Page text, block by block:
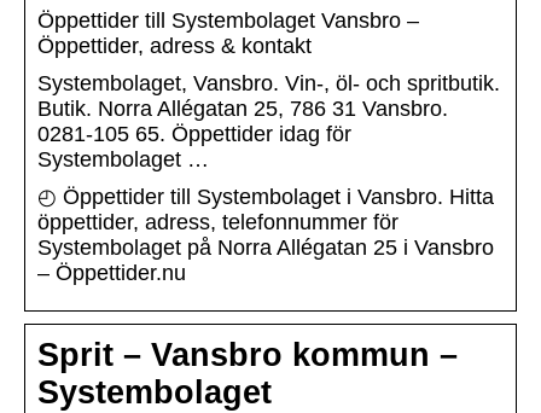
Öppettider till Systembolaget Vansbro –
Öppettider, adress & kontakt
Systembolaget, Vansbro. Vin-, öl- och spritbutik.
Butik. Norra Allégatan 25, 786 31 Vansbro.
0281-105 65. Öppettider idag för
Systembolaget …
◴ Öppettider till Systembolaget i Vansbro. Hitta
öppettider, adress, telefonnummer för
Systembolaget på Norra Allégatan 25 i Vansbro
– Öppettider.nu
Sprit – Vansbro kommun –
Systembolaget